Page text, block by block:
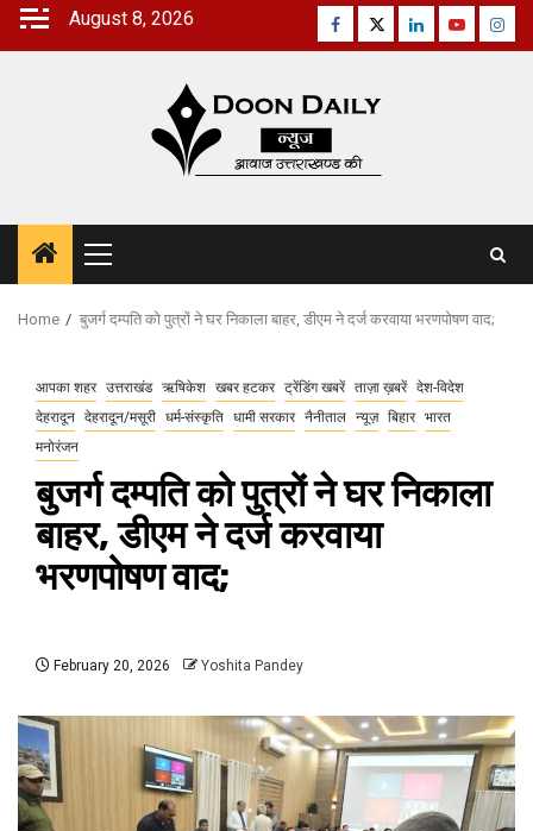
Skip
August 8, 2026 Facebook
TwitterLinkedinYoutube
Primary
Menu
Home बुजर्ग दम्पति को पुत्रों ने घर निकाला बाहर, डीएम ने दर्ज करवाया भरणपोषण वाद;
आपका शहर उत्तराखंड ऋषिकेश खबर हटकर ट्रेंडिंग खबरें ताज़ा ख़बरें देश-विदेश
देहरादून देहरादून/मसूरी धर्म-संस्कृति धामी सरकार नैनीताल न्यूज़ बिहार भारत
मनोरंजन
बुजर्ग दम्पति को पुत्रों ने घर निकाला
बाहर, डीएम ने दर्ज करवाया
भरणपोषण वाद;
February 20, 2026 Yoshita Pandey